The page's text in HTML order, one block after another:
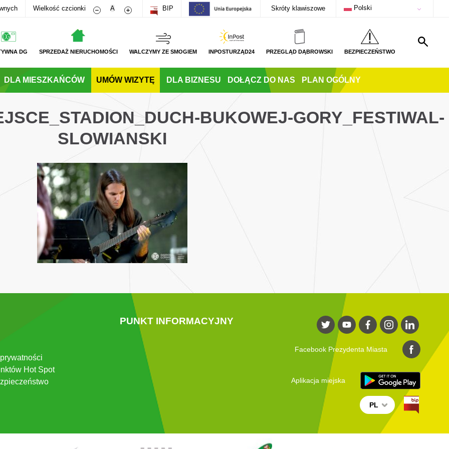
Wielkość czcionki Zmniejsz rozmiar czcionki
A Zwiększ rozmiar czcionki
BIP Skróty klawiszowe Polski
DG SPRZEDAŻ NIERUCHOMOŚCI WALCZYMY ZE SMOGIEM INPOSTURZĄD24 PRZEGLĄD DĄBROWSKI BEZPIECZEŃSTWO
DLA MIESZKAŃCÓW UMÓW WIZYTĘ DLA BIZNESU DOŁĄCZ DO NAS PLAN OGÓLNY
BUKOWEJ-GORY_FESTIWAL-
SLOWIANSKI
Hot Spot
PUNKT INFORMACYJNY
Facebook Prezydenta Miasta
Aplikacja miejska
PL